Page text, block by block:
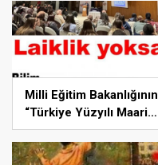
Milli Eğitim Bakanlığının
“Türkiye Yüzyılı Maarif
Modeli” Kadın ve Laiklik
düşmanlığında hız